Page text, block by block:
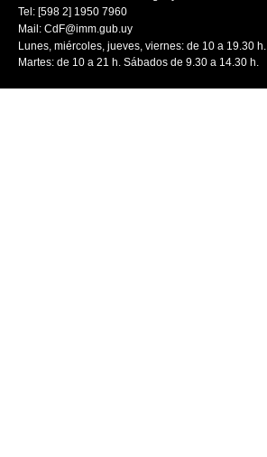
Tel: [598 2] 1950 7960
Mail: CdF@imm.gub.uy
Lunes, miércoles, jueves, viernes: de 10 a 19.30 h.
Martes: de 10 a 21 h. Sábados de 9.30 a 14.30 h.